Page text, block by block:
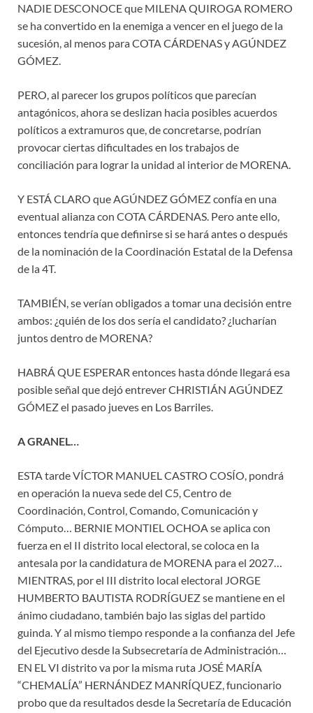
NADIE DESCONOCE que MILENA QUIROGA ROMERO
se ha convertido en la enemiga a vencer en el juego de la
sucesión, al menos para COTA CÁRDENAS y AGÚNDEZ
GÓMEZ.
PERO, al parecer los grupos políticos que parecían
antagónicos, ahora se deslizan hacia posibles acuerdos
políticos a extramuros que, de concretarse, podrían
provocar ciertas dificultades en los trabajos de
conciliación para lograr la unidad al interior de MORENA.
Y ESTÁ CLARO que AGÚNDEZ GÓMEZ confía en una
eventual alianza con COTA CÁRDENAS. Pero ante ello,
entonces tendría que definirse si se hará antes o después
de la nominación de la Coordinación Estatal de la Defensa
de la 4T.
TAMBIÉN, se verían obligados a tomar una decisión entre
ambos: ¿quién de los dos sería el candidato? ¿lucharían
juntos dentro de MORENA?
HABRÁ QUE ESPERAR entonces hasta dónde llegará esa
posible señal que dejó entrever CHRISTIÁN AGÚNDEZ
GÓMEZ el pasado jueves en Los Barriles.
A GRANEL…
ESTA tarde VÍCTOR MANUEL CASTRO COSÍO, pondrá
en operación la nueva sede del C5, Centro de
Coordinación, Control, Comando, Comunicación y
Cómputo… BERNIE MONTIEL OCHOA se aplica con
fuerza en el II distrito local electoral, se coloca en la
antesala por la candidatura de MORENA para el 2027…
MIENTRAS, por el III distrito local electoral JORGE
HUMBERTO BAUTISTA RODRÍGUEZ se mantiene en el
ánimo ciudadano, también bajo las siglas del partido
guinda. Y al mismo tiempo responde a la confianza del Jefe
del Ejecutivo desde la Subsecretaría de Administración…
EN EL VI distrito va por la misma ruta JOSÉ MARÍA
“CHEMALÍA” HERNÁNDEZ MANRÍQUEZ, funcionario
probo que da resultados desde la Secretaría de Educación